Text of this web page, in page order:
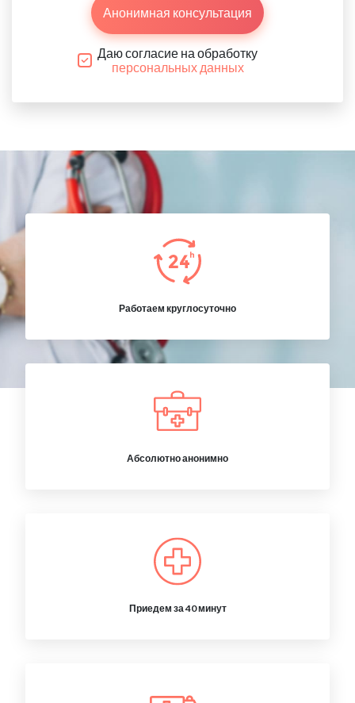
Анонимная консультация
Даю согласие на обработку
персональных данных
Работаем круглосуточно
Абсолютно анонимно
Приедем за 40 минут